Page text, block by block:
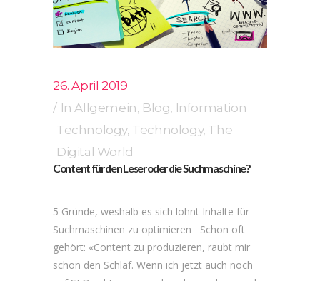
26. April 2019
InAllgemein, Blog, Information
Technology, Technology, The
Digital World
Content für den Leser oder die Suchmaschine?
5 Gründe, weshalb es sich lohnt Inhalte für
Suchmaschinen zu optimieren Schon oft
gehört: «Content zu produzieren, raubt mir
schon den Schlaf. Wenn ich jetzt auch noch